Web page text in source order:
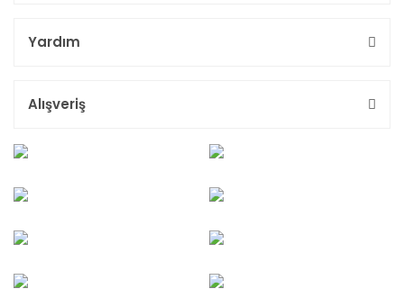
Yardım
Alışveriş